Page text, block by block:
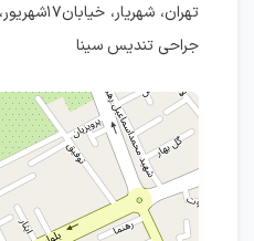
تهران،
جراحی تندیس سینا